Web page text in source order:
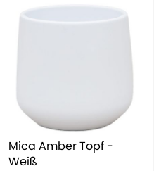
Mica Amber Topf -
Weiß